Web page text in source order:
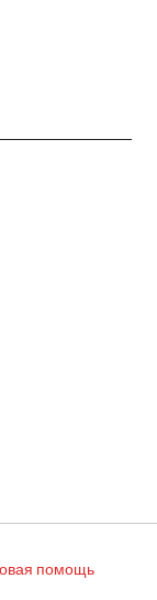
помощь